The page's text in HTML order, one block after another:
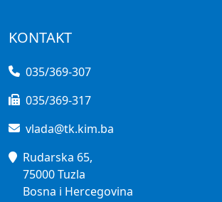
KONTAKT
035/369-307
035/369-317
vlada@tk.kim.ba
Rudarska 65,
75000 Tuzla
Bosna i Hercegovina